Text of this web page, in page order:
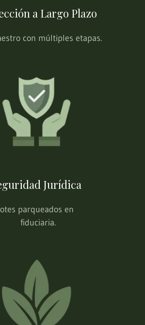
a Largo Plazo
con múltiples etapas.
Jurídica
parqueados en
fiduciaria.